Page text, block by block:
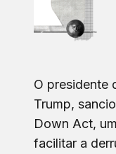
O presidente
Trump,
Down Act,
facilitar a